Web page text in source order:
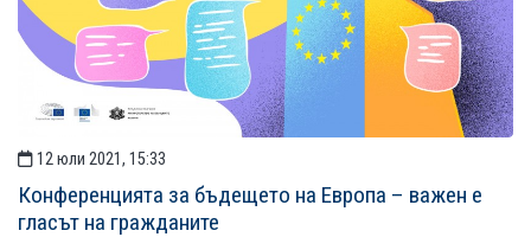
12 юли 2021, 15:33
Конференцията за бъдещето на Европа – важен е
гласът на гражданите